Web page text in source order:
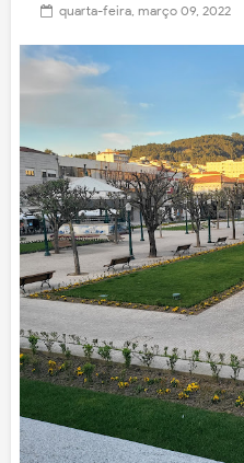
quarta-feira, março 09, 2022